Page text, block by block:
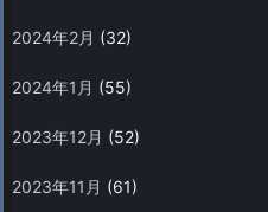
2024年2月 (32)
2024年1月 (55)
2023年12月 (52)
2023年11月 (61)